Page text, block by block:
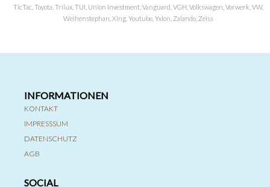
TicTac, Toyota, Trilux, TUI, Union Investment, Vanguard, VGH, Volkswagen, Vorwerk, VW,
Weihenstephan, Xing, Youtube, Yxlon, Zalando, Zeiss
INFORMATIONEN
KONTAKT
IMPRESSSUM
DATENSCHUTZ
AGB
SOCIAL